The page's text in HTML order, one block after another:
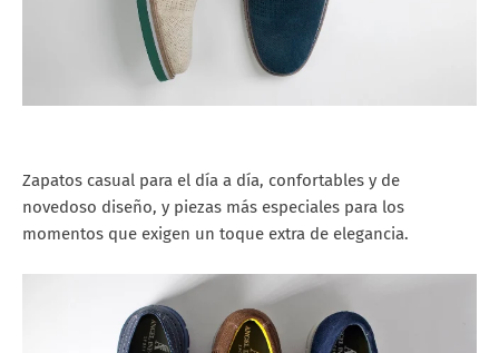
Zapatos casual para el día a día, confortables y de
novedoso diseño, y piezas más especiales para los
momentos que exigen un toque extra de elegancia.